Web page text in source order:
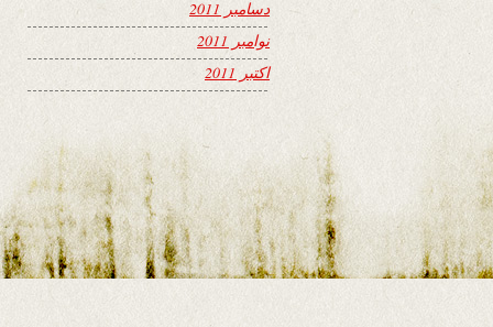
دسامبر 2011
نوامبر 2011
اکتبر 2011